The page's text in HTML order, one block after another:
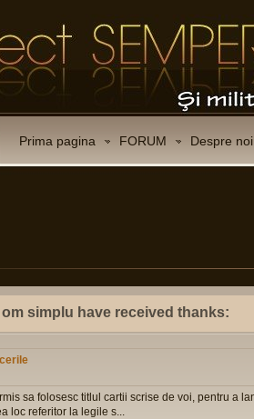
Prima pagina FORUM Despre noi
simplu have received thanks:
sa folosesc titlul cartii scrise de voi, pentru a
loc referitor la legile s...